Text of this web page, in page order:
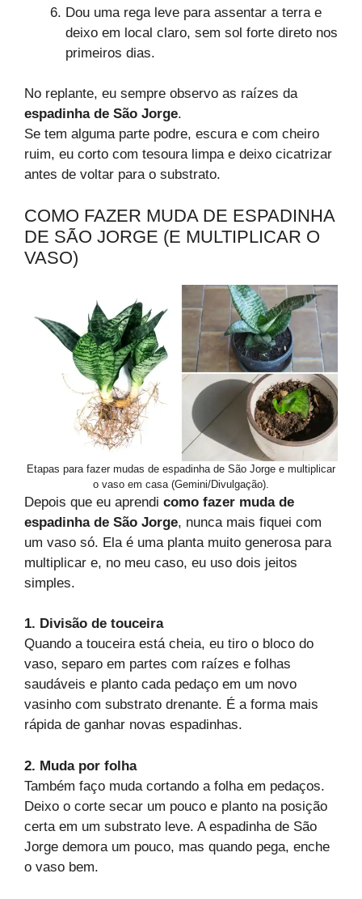
Dou uma rega leve para assentar a terra e
deixo em local claro, sem sol forte direto nos
primeiros dias.
No replante, eu sempre observo as raízes da
espadinha de São Jorge.
Se tem alguma parte podre, escura e com cheiro
ruim, eu corto com tesoura limpa e deixo cicatrizar
antes de voltar para o substrato.
COMO FAZER MUDA DE ESPADINHA
DE SÃO JORGE (E MULTIPLICAR O
VASO)
Etapas para fazer mudas de espadinha de São Jorge e multiplicar
o vaso em casa (Gemini/Divulgação).
Depois que eu aprendi como fazer muda de
espadinha de São Jorge, nunca mais fiquei com
um vaso só. Ela é uma planta muito generosa para
multiplicar e, no meu caso, eu uso dois jeitos
simples.
1. Divisão de touceira
Quando a touceira está cheia, eu tiro o bloco do
vaso, separo em partes com raízes e folhas
saudáveis e planto cada pedaço em um novo
vasinho com substrato drenante. É a forma mais
rápida de ganhar novas espadinhas.
2. Muda por folha
Também faço muda cortando a folha em pedaços.
Deixo o corte secar um pouco e planto na posição
certa em um substrato leve. A espadinha de São
Jorge demora um pouco, mas quando pega, enche
o vaso bem.